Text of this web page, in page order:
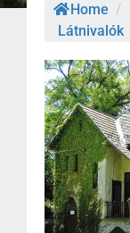
Home /
Látnivalók